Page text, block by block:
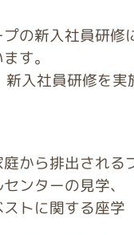
の新入社員研修
す。
入社員研修を実
から排出される
ンターの見学、
トに関する座学